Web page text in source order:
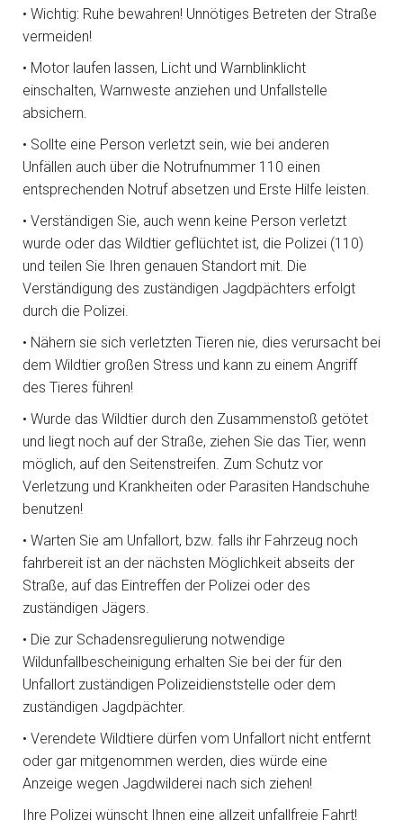
• Wichtig: Ruhe bewahren! Unnötiges Betreten der Straße
vermeiden!
• Motor laufen lassen, Licht und Warnblinklicht
einschalten, Warnweste anziehen und Unfallstelle
absichern.
• Sollte eine Person verletzt sein, wie bei anderen
Unfällen auch über die Notrufnummer 110 einen
entsprechenden Notruf absetzen und Erste Hilfe leisten.
• Verständigen Sie, auch wenn keine Person verletzt
wurde oder das Wildtier geflüchtet ist, die Polizei (110)
und teilen Sie Ihren genauen Standort mit. Die
Verständigung des zuständigen Jagdpächters erfolgt
durch die Polizei.
• Nähern sie sich verletzten Tieren nie, dies verursacht bei
dem Wildtier großen Stress und kann zu einem Angriff
des Tieres führen!
• Wurde das Wildtier durch den Zusammenstoß getötet
und liegt noch auf der Straße, ziehen Sie das Tier, wenn
möglich, auf den Seitenstreifen. Zum Schutz vor
Verletzung und Krankheiten oder Parasiten Handschuhe
benutzen!
• Warten Sie am Unfallort, bzw. falls ihr Fahrzeug noch
fahrbereit ist an der nächsten Möglichkeit abseits der
Straße, auf das Eintreffen der Polizei oder des
zuständigen Jägers.
• Die zur Schadensregulierung notwendige
Wildunfallbescheinigung erhalten Sie bei der für den
Unfallort zuständigen Polizeidienststelle oder dem
zuständigen Jagdpächter.
• Verendete Wildtiere dürfen vom Unfallort nicht entfernt
oder gar mitgenommen werden, dies würde eine
Anzeige wegen Jagdwilderei nach sich ziehen!
Ihre Polizei wünscht Ihnen eine allzeit unfallfreie Fahrt!